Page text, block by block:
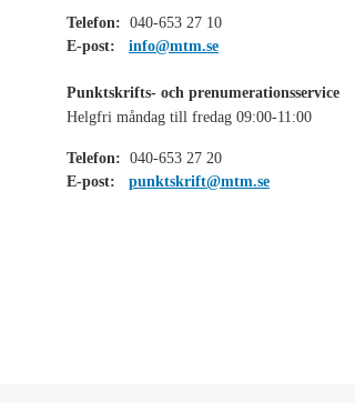
Telefon: 040-653 27 10
E-post:
info@mtm.se
Punktskrifts- och prenumerationsservice
Helgfri måndag till fredag 09:00-11:00
Telefon: 040-653 27 20
E-post:
punktskrift@mtm.se